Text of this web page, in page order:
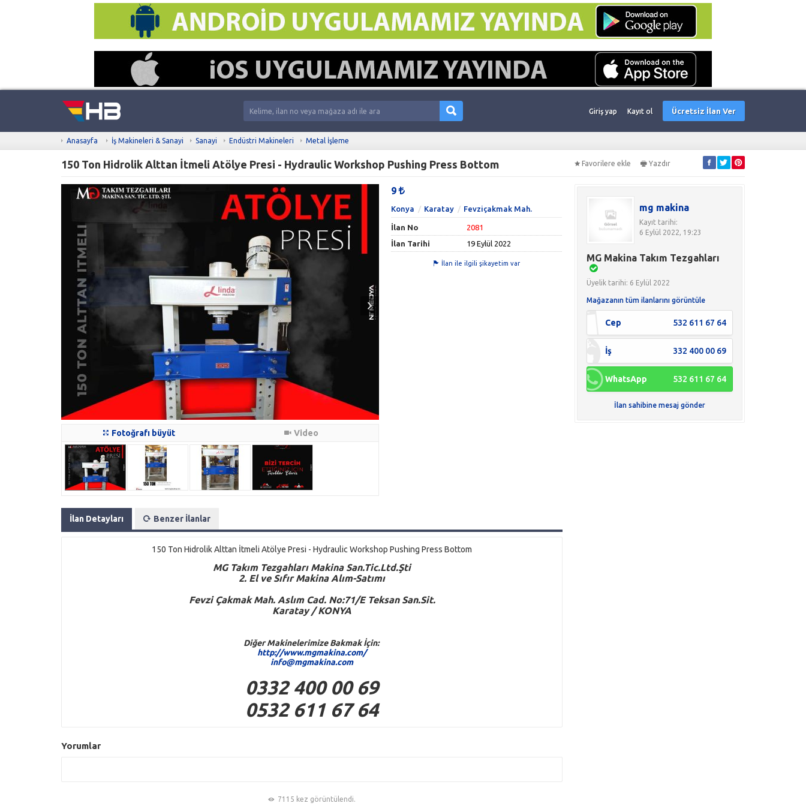
Giriş yap Kayıt ol Ücretsiz İlan Ver
Anasayfa İş Makineleri & Sanayi Sanayi Endüstri Makineleri Metal İşleme
150 Ton Hidrolik Alttan İtmeli Atölye Presi - Hydraulic Workshop Pushing Press Bottom Favorilere ekle Yazdır
Fotoğrafı büyüt Video
9
Konya Karatay Fevziçakmak Mah.
İlan No
2081
İlan Tarihi
19 Eylül 2022
İlan ile ilgili şikayetim var
İlan Detayları Benzer İlanlar
150 Ton Hidrolik Alttan İtmeli Atölye Presi - Hydraulic Workshop Pushing Press Bottom
MGTakım Tezgahları Makina San.Tic.Ltd.Şti
2. El ve Sıfır Makina Alım-Satımı
Fevzi Çakmak Mah. Aslım Cad. No:71/E Teksan San.Sit.
Karatay / KONYA
Diğer Makinelerimize Bakmak İçin:
http://www.mgmakina.com/
info@mgmakina.com
0332 400 00 69
0532 611 67 64
Yorumlar
7115 kez görüntülendi.
mg makina
Kayıt tarihi:
6 Eylül 2022, 19:23
MG Makina Takım Tezgahları
Üyelik tarihi: 6 Eylül 2022
Mağazanın tüm ilanlarını görüntüle
Cep 532 611 67 64
İş 332 400 00 69
WhatsApp 532 611 67 64
İlan sahibine mesaj gönder